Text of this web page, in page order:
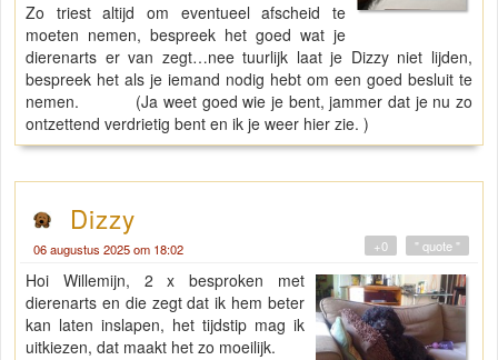
Zo triest altijd om eventueel afscheid te
moeten nemen, bespreek het goed wat je
dierenarts er van zegt…nee tuurlijk laat je Dizzy niet lijden,
bespreek het als je iemand nodig hebt om een goed besluit te
nemen. (Ja weet goed wie je bent, jammer dat je nu zo
ontzettend verdrietig bent en ik je weer hier zie. )
Dizzy
06 augustus 2025 om 18:02 " quote "
+0
Hoi Willemijn, 2 x besproken met
dierenarts en die zegt dat ik hem beter
kan laten inslapen, het tijdstip mag ik
uitkiezen, dat maakt het zo moeilijk.